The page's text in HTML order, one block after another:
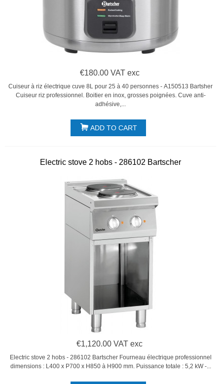
€180.00 VAT exc
Cuiseur à riz électrique cuve 8L pour 25 à 40 personnes - A150513 Bartsher
Cuiseur riz professionnel. Boitier en inox, grosses poignées. Cuve anti-
adhésive,...
ADD TO CART
Electric stove 2 hobs - 286102 Bartscher
€1,120.00 VAT exc
Electric stove 2 hobs - 286102 Bartscher Fourneau électrique professionnel
dimensions : L400 x P700 x H850 à H900 mm. Puissance totale : 5,2 kW -...